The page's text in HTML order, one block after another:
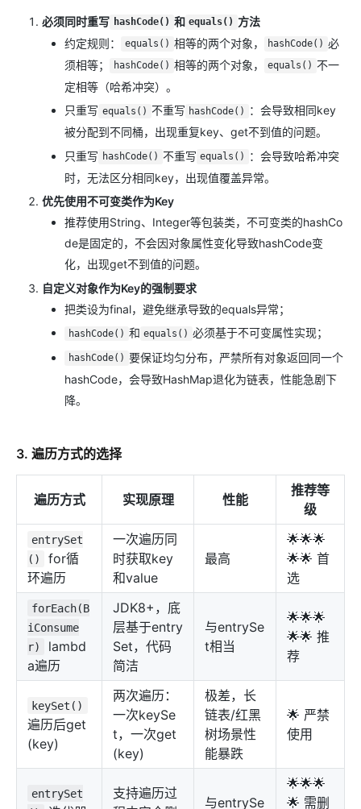
必须同时重写 hashCode() 和 equals() 方法
约定规则：
equals() 相等的两个对象， hashCode() 必
须相等；
hashCode() 相等的两个对象， equals() 不一
定相等（哈希冲突）。
只重写 equals() 不重写 hashCode()
：会导致相同key
被分配到不同桶，出现重复key、get不到值的问题。
只重写 hashCode() 不重写 equals()
：会导致哈希冲突
时，无法区分相同key，出现值覆盖异常。
优先使用不可变类作为Key
推荐使用String、Integer等包装类，不可变类的hashCo
de是固定的，不会因对象属性变化导致hashCode变
化，出现get不到值的问题。
自定义对象作为Key的强制要求
把类设为final，避免继承导致的equals异常；
hashCode() 和 equals() 必须基于不可变属性实现；
hashCode() 要保证均匀分布，严禁所有对象返回同一个
hashCode，会导致HashMap退化为链表，性能急剧下
降。
3. 遍历方式的选择
遍历方式 实现原理 性能
推荐等
级
entrySet
()
for循
环遍历
一次遍历同
时获取key
和value
最高
🌟🌟🌟
🌟🌟 首
选
forEach(B
iConsume
r)
lambd
a遍历
JDK8+，底
层基于entry
Set，代码
简洁
与entrySe
t相当
🌟🌟🌟
🌟🌟 推
荐
keySet()
遍历后get
(key)
两次遍历：
一次keySe
t，一次get
(key)
极差，长
链表/红黑
树场景性
能暴跌
🌟 严禁
使用
entrySet
支持遍历过
与entrySe
🌟🌟🌟
🌟 需删